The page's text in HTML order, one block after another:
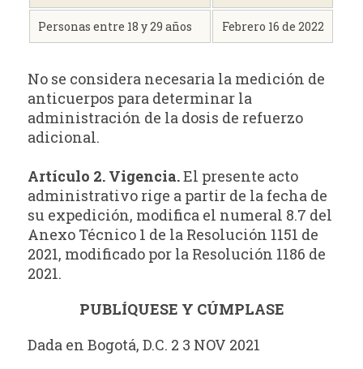
Personas entre 18 y 29 años Febrero 16 de 2022
No se considera necesaria la medición de
anticuerpos para determinar la
administración de la dosis de refuerzo
adicional.
Artículo 2. Vigencia.El presente acto
administrativo rige a partir de la fecha de
su expedición, modifica el numeral 8.7 del
Anexo Técnico 1 de la Resolución 1151 de
2021, modificado por la Resolución 1186 de
2021.
PUBLÍQUESE Y CÚMPLASE
Dada en Bogotá, D.C. 2 3 NOV 2021